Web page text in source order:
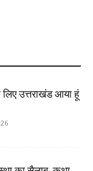
उत्तराखंड आया हूं